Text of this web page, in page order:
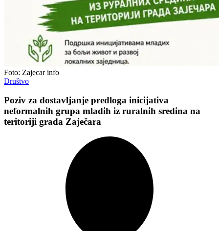
Foto: Zajecar info
Društvo
Poziv za dostavljanje predloga inicijativa
neformalnih grupa mladih iz ruralnih sredina na
teritoriji grada Zaječara